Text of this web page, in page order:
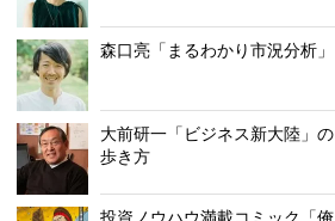
森口亮「まるわかり市況分析」
大前研一「ビジネス新大陸」の
歩き方